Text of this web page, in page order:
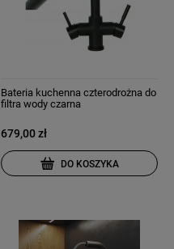
Bateria kuchenna czterodrożna do
filtra wody czarna
679,00 zł
DO KOSZYKA